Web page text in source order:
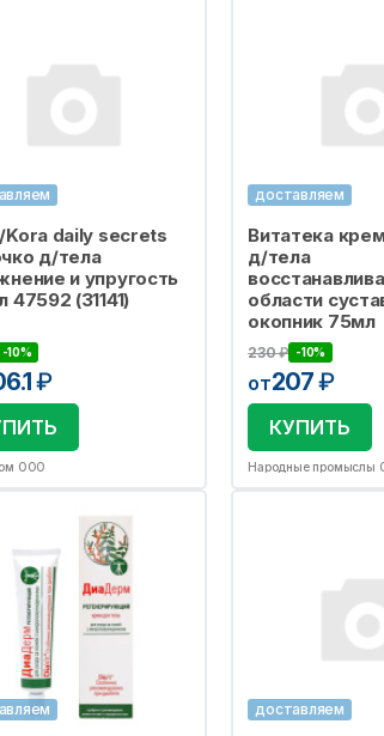
Kora daily secrets
д/тела
и упругость
47592 (31141)
-10%
₽
ООО
доставляем
Витатека
д/тела
области
окопник 75мл
230₽ -10%
от207₽
КУПИТЬ
Народные промыслы
доставляем